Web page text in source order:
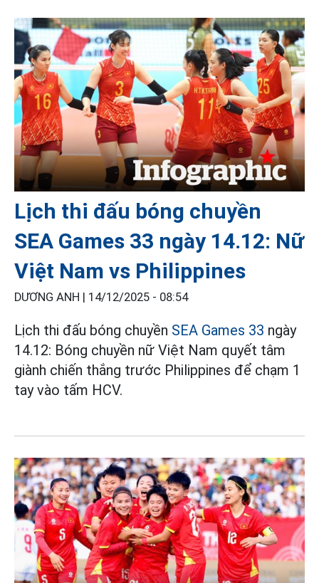
Lịch thi đấu bóng chuyền
SEA Games 33 ngày 14.12: Nữ
Việt Nam vs Philippines
DƯƠNG ANH | 14/12/2025 - 08:54
Lịch thi đấu bóng chuyền SEA Games 33 ngày
14.12: Bóng chuyền nữ Việt Nam quyết tâm
giành chiến thắng trước Philippines để chạm 1
tay vào tấm HCV.